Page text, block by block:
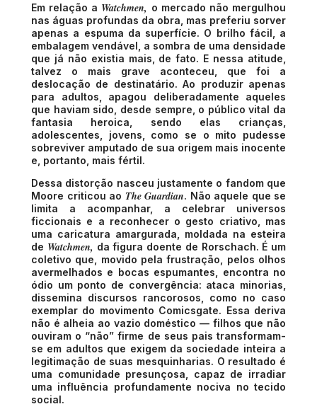
Em relação a Watchmen, o mercado não mergulhou
nas águas profundas da obra, mas preferiu sorver
apenas a espuma da superfície. O brilho fácil, a
embalagem vendável, a sombra de uma densidade
que já não existia mais, de fato. E nessa atitude,
talvez o mais grave aconteceu, que foi a
deslocação de destinatário. Ao produzir apenas
para adultos, apagou deliberadamente aqueles
que haviam sido, desde sempre, o público vital da
fantasia heroica, sendo elas crianças,
adolescentes, jovens, como se o mito pudesse
sobreviver amputado de sua origem mais inocente
e, portanto, mais fértil.
Dessa distorção nasceu justamente o fandom que
Moore criticou ao The Guardian. Não aquele que se
limita a acompanhar, a celebrar universos
ficcionais e a reconhecer o gesto criativo, mas
uma caricatura amargurada, moldada na esteira
de Watchmen, da figura doente de Rorschach. É um
coletivo que, movido pela frustração, pelos olhos
avermelhados e bocas espumantes, encontra no
ódio um ponto de convergência: ataca minorias,
dissemina discursos rancorosos, como no caso
exemplar do movimento Comicsgate. Essa deriva
não é alheia ao vazio doméstico — filhos que não
ouviram o “não” firme de seus pais transformam-
se em adultos que exigem da sociedade inteira a
legitimação de suas mesquinharias. O resultado é
uma comunidade presunçosa, capaz de irradiar
uma influência profundamente nociva no tecido
social.